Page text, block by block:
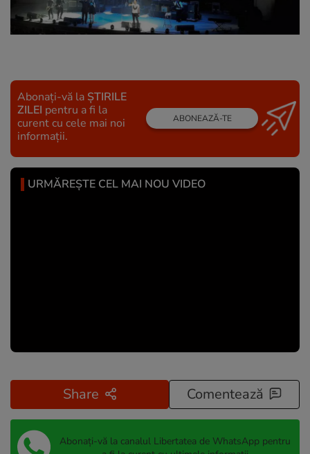
Abonați-vă la ȘTIRILE
ZILEI pentru a fi la
curent cu cele mai noi
informații.
ABONEAZĂ-TE
URMĂREȘTE CEL MAI NOU VIDEO
Share Comentează
Abonați-vă la canalul Libertatea de WhatsApp pentru